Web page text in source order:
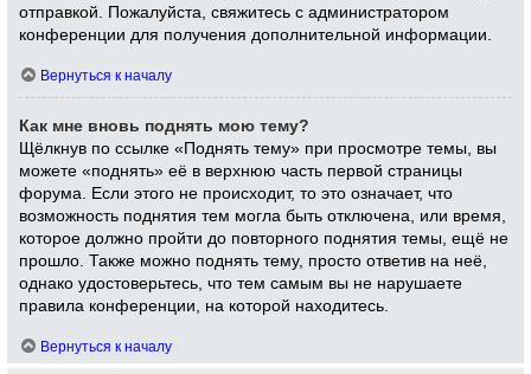
отправкой. Пожалуйста, свяжитесь с администратором
конференции для получения дополнительной информации.
Вернуться к началу
Как мне вновь поднять мою тему?
Щёлкнув по ссылке «Поднять тему» при просмотре темы, вы
можете «поднять» её в верхнюю часть первой страницы
форума. Если этого не происходит, то это означает, что
возможность поднятия тем могла быть отключена, или время,
которое должно пройти до повторного поднятия темы, ещё не
прошло. Также можно поднять тему, просто ответив на неё,
однако удостоверьтесь, что тем самым вы не нарушаете
правила конференции, на которой находитесь.
Вернуться к началу